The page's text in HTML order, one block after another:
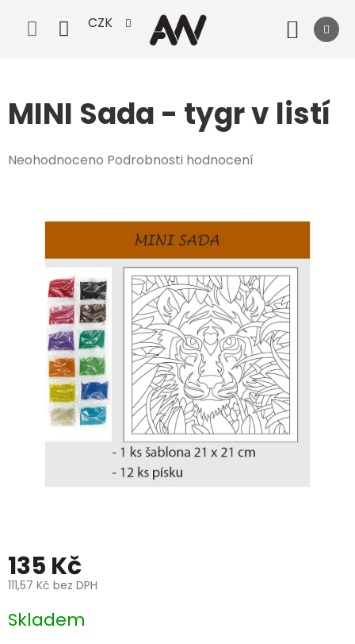
obsah
CZK
MINI Sada - tygr v listí
Průměrné
hvězdiček.
Neohodnoceno Podrobnosti hodnocení
135 Kč
111,57 Kč bez DPH
Měrná
cena:
Skladem